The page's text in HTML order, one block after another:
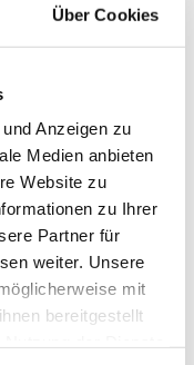
Über Cookies
Anzeigen zu
Medien anbieten
Website zu
zu Ihrer
Partner für
weiter. Unsere
mit
bereitgestellt
mit
100ml, 1 St